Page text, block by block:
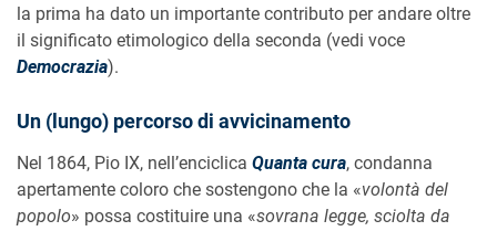
la prima ha dato un importante contributo per andare oltre
il significato etimologico della seconda (vedi voce
Democrazia).
Un (lungo) percorso di avvicinamento
Nel 1864, Pio IX, nell’enciclica Quanta cura, condanna
apertamente coloro che sostengono che la «volontà del
popolo» possa costituire una «sovrana legge, sciolta da